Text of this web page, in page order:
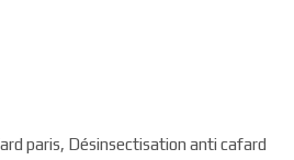
paris, Désinsectisation anti cafard